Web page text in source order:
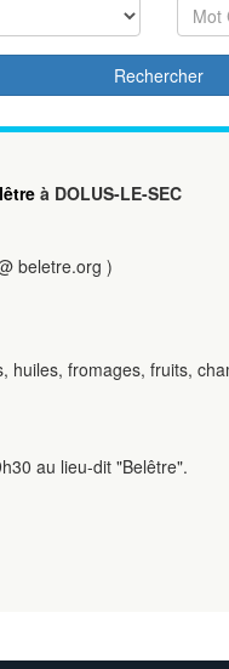
Rechercher
à DOLUS-LE-SEC
beletre.org )
huiles, fromages, fruits,
au lieu-dit "Belêtre".